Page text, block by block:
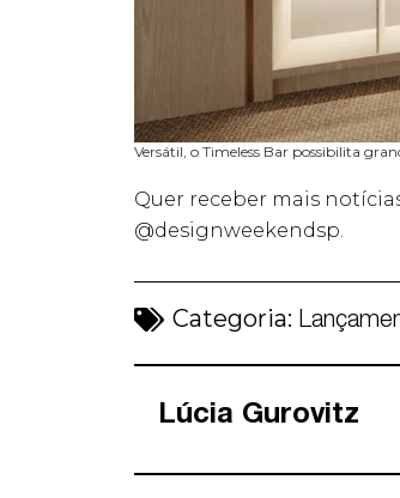
Versátil, o Timeless Bar possibilita
Quer receber mais
@designweekendsp.
Categoria:
Lúcia Gurovitz